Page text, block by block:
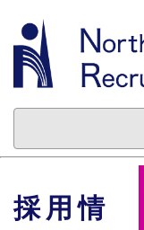
採用情